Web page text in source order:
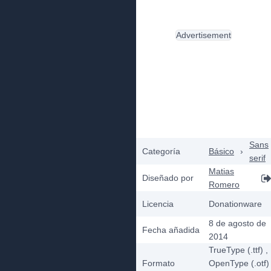
Categoría Básico ›
Sans
serif
Diseñado por
Matias
Romero
Licencia
Donationware
Fecha añadida
8 de agosto de
2014
Formato
TrueType (.ttf)
OpenType (.otf)
Advertisement